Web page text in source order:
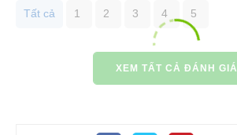
Tất cả 1 2 3 4 5
XEM TẤT CẢ ĐÁNH GIÁ